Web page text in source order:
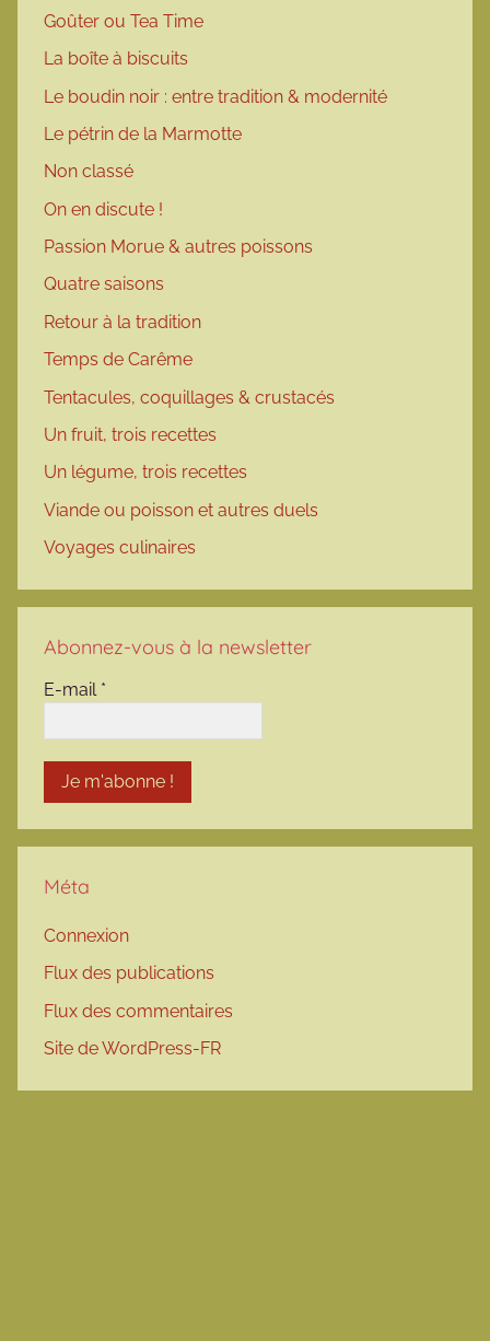
Goûter ou Tea Time
La boîte à biscuits
Le boudin noir : entre tradition & modernité
Le pétrin de la Marmotte
Non classé
On en discute !
Passion Morue & autres poissons
Quatre saisons
Retour à la tradition
Temps de Carême
Tentacules, coquillages & crustacés
Un fruit, trois recettes
Un légume, trois recettes
Viande ou poisson et autres duels
Voyages culinaires
Abonnez-vous à la newsletter
E-mail *
Méta
Connexion
Flux des publications
Flux des commentaires
Site de WordPress-FR